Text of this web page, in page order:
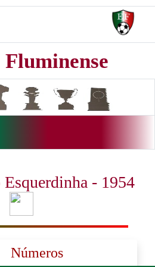
- 1954
Números